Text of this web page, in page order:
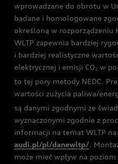
wprowadzane do obrotu w
badane i homologowane
określoną w rozporządzeniu
WLTP zapewnia bardziej
i bardziej realistyczne
elektrycznej i emisji CO2 w
to tej pory metody NEDC.
wartości zużycia paliwa/
są danymi zgodnymi ze
wyznaczonymi zgodnie z
informacji na temat WLTP
audi.pl/pl/danewltp/.
może mieć wpływ na